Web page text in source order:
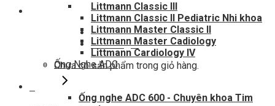
Hotline hỗ trợ
0948802788
Giỏ hàng0
Chưa có sản phẩm trong giỏ hàng.
Littmann Classic III
Littmann Classic II Pediatric Nhi khoa
Littmann Master Classic II
Littmann Master Cadiology
Littmann Cardiology IV
Ống Nghe ADC
Ống nghe ADC 600 - Chuyên khoa Tim